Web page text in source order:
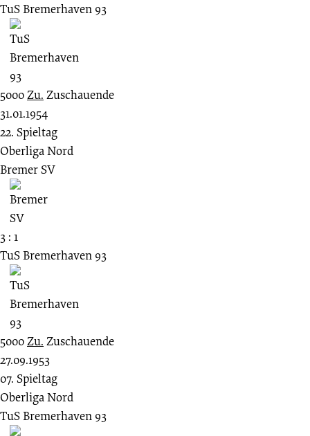
TuS Bremerhaven 93
5000Zu. Zuschauende
31.01.1954
22. Spieltag
Oberliga Nord
Bremer SV
3 : 1
TuS Bremerhaven 93
5000Zu. Zuschauende
27.09.1953
07. Spieltag
Oberliga Nord
TuS Bremerhaven 93